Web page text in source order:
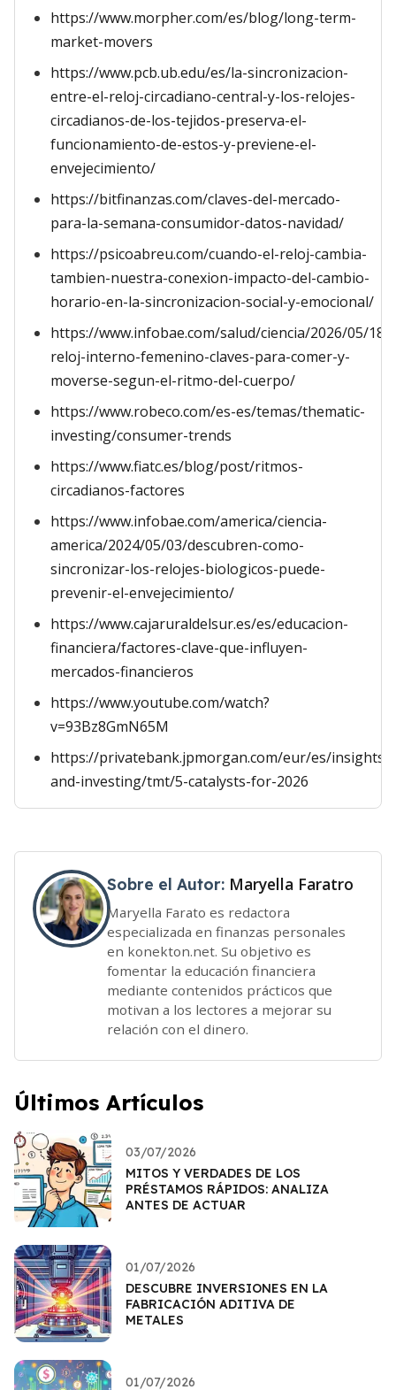
https://www.morpher.com/es/blog/long-term-
market-movers
https://www.pcb.ub.edu/es/la-sincronizacion-
entre-el-reloj-circadiano-central-y-los-relojes-
circadianos-de-los-tejidos-preserva-el-
funcionamiento-de-estos-y-previene-el-
envejecimiento/
https://bitfinanzas.com/claves-del-mercado-
para-la-semana-consumidor-datos-navidad/
https://psicoabreu.com/cuando-el-reloj-cambia-
tambien-nuestra-conexion-impacto-del-cambio-
horario-en-la-sincronizacion-social-y-emocional/
https://www.infobae.com/salud/ciencia/2026/05/18/
reloj-interno-femenino-claves-para-comer-y-
moverse-segun-el-ritmo-del-cuerpo/
https://www.robeco.com/es-es/temas/thematic-
investing/consumer-trends
https://www.fiatc.es/blog/post/ritmos-
circadianos-factores
https://www.infobae.com/america/ciencia-
america/2024/05/03/descubren-como-
sincronizar-los-relojes-biologicos-puede-
prevenir-el-envejecimiento/
https://www.cajaruraldelsur.es/es/educacion-
financiera/factores-clave-que-influyen-
mercados-financieros
https://www.youtube.com/watch?
v=93Bz8GmN65M
https://privatebank.jpmorgan.com/eur/es/insights/
and-investing/tmt/5-catalysts-for-2026
Sobre el Autor: Maryella Faratro
Maryella Farato es redactora
especializada en finanzas personales
en konekton.net. Su objetivo es
fomentar la educación financiera
mediante contenidos prácticos que
motivan a los lectores a mejorar su
relación con el dinero.
Últimos Artículos
03/07/2026
MITOS Y VERDADES DE LOS
PRÉSTAMOS RÁPIDOS: ANALIZA
ANTES DE ACTUAR
01/07/2026
DESCUBRE INVERSIONES EN LA
FABRICACIÓN ADITIVA DE
METALES
01/07/2026